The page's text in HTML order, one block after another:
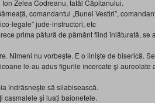
Zelea Codreanu, tatăl Căpitanului.
comandantul „Bunei Vestiri”,
legale” jude-instructori, etc
prima pătură de pământ fiind înlăturată, se
Nimeni nu vorbeşte. E o linişte de biserică.
le-au adus figurile încercate şi aureolate
îndrăsneşte să silabisească.
casmalele şi luaţi baionetele.